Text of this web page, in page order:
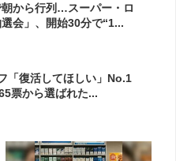
朝から行列…スーパー・ロ
会」、開始30分で“1...
「復活してほしい」No.1
票から選ばれた...